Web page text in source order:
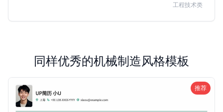
工程技术类
同样优秀的机械制造风格模板
推荐